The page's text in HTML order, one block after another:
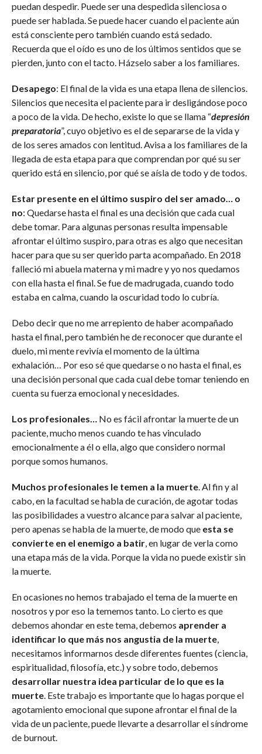
puedan despedir. Puede ser una despedida silenciosa o
puede ser hablada. Se puede hacer cuando el paciente aún
está consciente pero también cuando está sedado.
Recuerda que el oído es uno de los últimos sentidos que se
pierden, junto con el tacto. Házselo saber a los familiares.
Desapego: El final de la vida es una etapa llena de silencios.
Silencios que necesita el paciente para ir desligándose poco
a poco de la vida. De hecho, existe lo que se llama “depresión
preparatoria”, cuyo objetivo es el de separarse de la vida y
de los seres amados con lentitud. Avisa a los familiares de la
llegada de esta etapa para que comprendan por qué su ser
querido está en silencio, por qué se aísla de todo y de todos.
Estar presente en el último suspiro del ser amado… o
no: Quedarse hasta el final es una decisión que cada cual
debe tomar. Para algunas personas resulta impensable
afrontar el último suspiro, para otras es algo que necesitan
hacer para que su ser querido parta acompañado. En 2018
falleció mi abuela materna y mi madre y yo nos quedamos
con ella hasta el final. Se fue de madrugada, cuando todo
estaba en calma, cuando la oscuridad todo lo cubría.
Debo decir que no me arrepiento de haber acompañado
hasta el final, pero también he de reconocer que durante el
duelo, mi mente revivía el momento de la última
exhalación… Por eso sé que quedarse o no hasta el final, es
una decisión personal que cada cual debe tomar teniendo en
cuenta su fuerza emocional y necesidades.
Los profesionales…
No es fácil afrontar la muerte de un
paciente, mucho menos cuando te has vinculado
emocionalmente a él o ella, algo que considero normal
porque somos humanos.
Muchos profesionales le temen a la muerte. Al fin y al
cabo, en la facultad se habla de curación, de agotar todas
las posibilidades a vuestro alcance para salvar al paciente,
pero apenas se habla de la muerte, de modo que esta se
convierte en el enemigo a batir, en lugar de verla como
una etapa más de la vida. Porque la vida no puede existir sin
la muerte.
En ocasiones no hemos trabajado el tema de la muerte en
nosotros y por eso la tememos tanto. Lo cierto es que
debemos ahondar en este tema, debemos aprender a
identificar lo que más nos angustia de la muerte,
necesitamos informarnos desde diferentes fuentes (ciencia,
espiritualidad, filosofía, etc.) y sobre todo, debemos
desarrollar nuestra idea particular de lo que es la
muerte. Este trabajo es importante que lo hagas porque el
agotamiento emocional que supone afrontar el final de la
vida de un paciente, puede llevarte a desarrollar el síndrome
de burnout.